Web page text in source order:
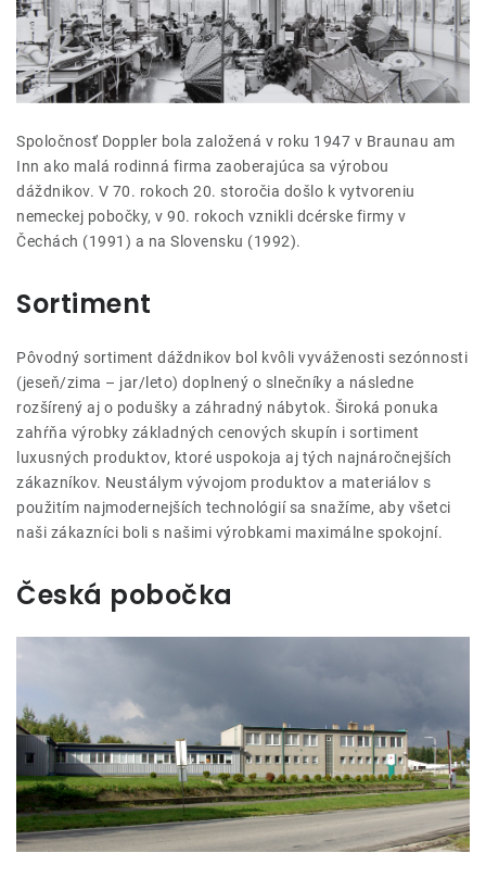
Lehátka
Doplnky
Dáždniky
Gastro produkty
Klub výhod
Kontakty
Spoločnosť Doppler bola založená v roku 1947 v Braunau am
Inn ako malá rodinná firma zaoberajúca sa výrobou
dáždnikov. V 70. rokoch 20. storočia došlo k vytvoreniu
nemeckej pobočky, v 90. rokoch vznikli dcérske firmy v
Čechách (1991) a na Slovensku (1992).
Sortiment
Pôvodný sortiment dáždnikov bol kvôli vyváženosti sezónnosti
(jeseň/zima – jar/leto) doplnený o slnečníky a následne
rozšírený aj o podušky a záhradný nábytok. Široká ponuka
zahŕňa výrobky základných cenových skupín i sortiment
luxusných produktov, ktoré uspokoja aj tých najnáročnejších
zákazníkov. Neustálym vývojom produktov a materiálov s
použitím najmodernejších technológií sa snažíme, aby všetci
naši zákazníci boli s našimi výrobkami maximálne spokojní.
Česká pobočka